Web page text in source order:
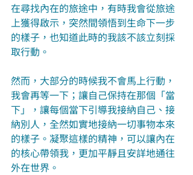
在尋找內在的旅途中，有時我會從旅途
上獲得啟示，突然間領悟到生命下一步
的樣子，也知道此時的我該不該立刻採
取行動。
然而，大部分的時候我不會馬上行動，
我會再等一下；讓自己保持在那個「當
下」，讓每個當下引導我接納自己、接
納別人，全然如實地接納一切事物本來
的樣子。凝聚這樣的精神，可以讓內在
的核心帶領我，更加平靜且安詳地通往
外在世界。